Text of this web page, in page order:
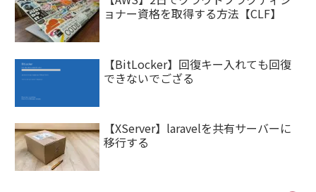
ョナー資格を取得する方法【CLF】
【BitLocker】回復キー入れても回復
できないでござる
【XServer】laravelを共有サーバーに
移行する